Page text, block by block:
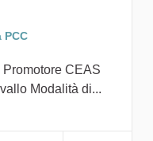
PCC
CEAS
Modalità di...
14 - Vita sott'acqua